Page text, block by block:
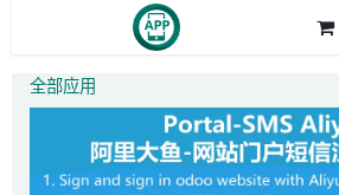
全部应用